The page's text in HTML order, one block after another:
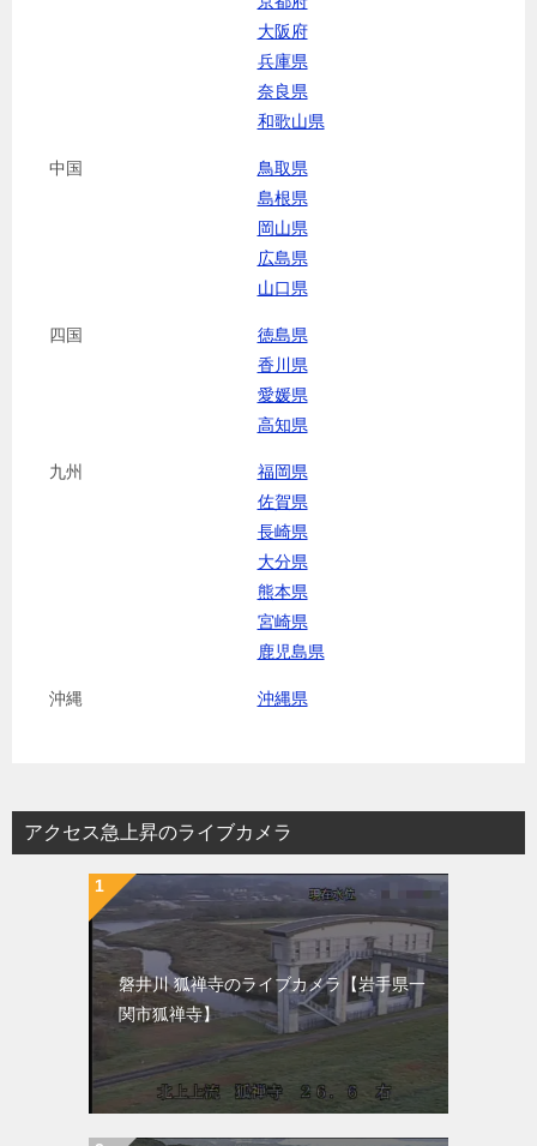
大阪府
兵庫県
奈良県
和歌山県
中国
鳥取県
島根県
岡山県
広島県
山口県
四国
徳島県
香川県
愛媛県
高知県
九州
福岡県
佐賀県
長崎県
大分県
熊本県
宮崎県
鹿児島県
沖縄 沖縄県
アクセス急上昇のライブカメラ
磐井川 狐禅寺のライブカメラ【岩手県一
関市狐禅寺】